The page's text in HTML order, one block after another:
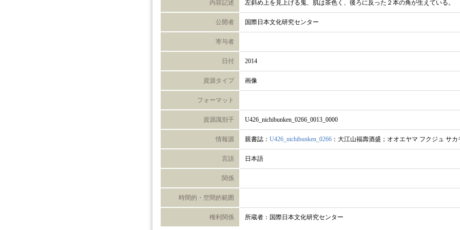
内容記述 左斜め上を見上げる鬼、肌は茶色く、後ろに反った２本の角が生えている。
公開者 国際日本文化研究センター
寄与者
日付 2014
資源タイプ 画像
フォーマット
資源識別子 U426_nichibunken_0266_0013_0000
情報源 親書誌： U426_nichibunken_0266 ：大江山福壽酒盛；オオエヤマ フクジュ サカ
言語 日本語
関係
時間的・空間的範囲
権利関係 所蔵者：国際日本文化研究センター